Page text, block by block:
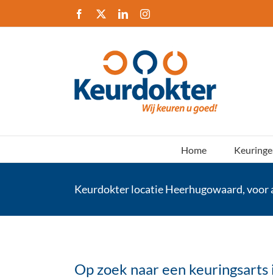
inhoud
Facebook LinkedInInstagram
Home
Keurdokter locatie Heerhugowaard, voor
Op zoek naar een